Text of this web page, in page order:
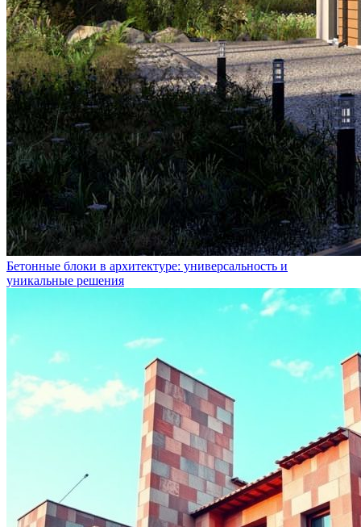
Бетонные блоки в архитектуре: универсальность и
уникальные решения